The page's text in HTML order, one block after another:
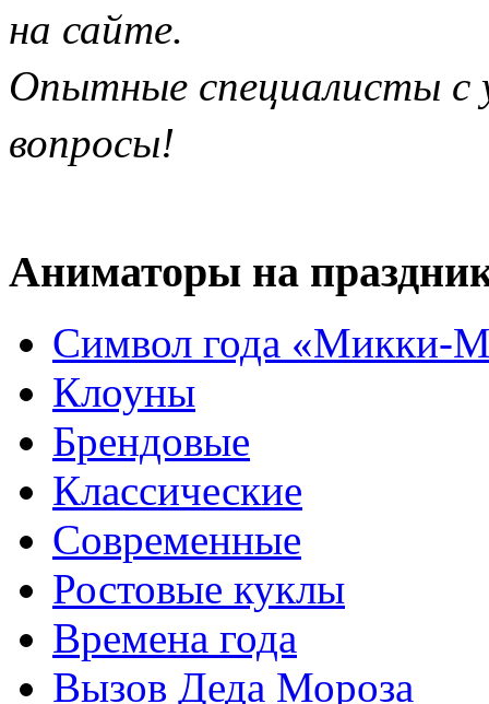
на сайте.
Опытные специалисты с
вопросы!
Аниматоры на
Символ года «Микки-
Клоуны
Брендовые
Классические
Современные
Ростовые куклы
Времена года
Вызов Деда Мороза